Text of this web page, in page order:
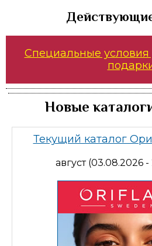
Специальные условия
Новые
Текущий каталог
август (03.08.2026